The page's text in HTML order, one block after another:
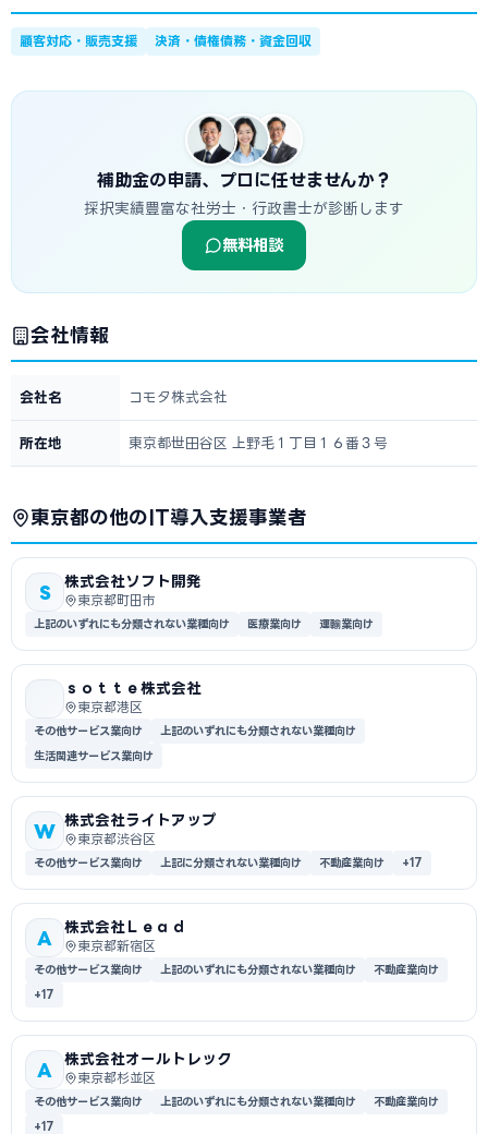
顧客対応・販売支援 決済・債権債務・資金回収
補助金の申請、プロに任せませんか？
採択実績豊富な社労士・行政書士が診断します
無料相談
会社情報
会社名 コモタ株式会社
所在地 東京都世田谷区 上野毛１丁目１６番３号
東京都の他のIT導入支援事業者
S
株式会社ソフト開発
東京都町田市
上記のいずれにも分類されない業種向け 医療業向け 運輸業向け
ｓｏｔｔｅ株式会社
東京都港区
その他サービス業向け
上記のいずれにも分類されない業種向け
生活関連サービス業向け
W
株式会社ライトアップ
東京都渋谷区
その他サービス業向け 上記に分類されない業種向け 不動産業向け +17
A
株式会社Ｌｅａｄ
東京都新宿区
その他サービス業向け 上記のいずれにも分類されない業種向け
不動産業向け
+17
A
株式会社オールトレック
東京都杉並区
その他サービス業向け 上記のいずれにも分類されない業種向け
不動産業向け
+17